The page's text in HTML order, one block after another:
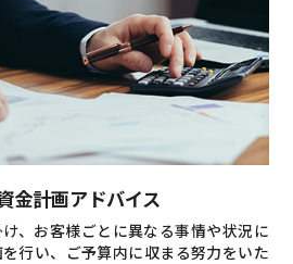
金計画アドバイス
、お客様ごとに異なる事情や状況に
行い、ご予算内に収まる努力をいた